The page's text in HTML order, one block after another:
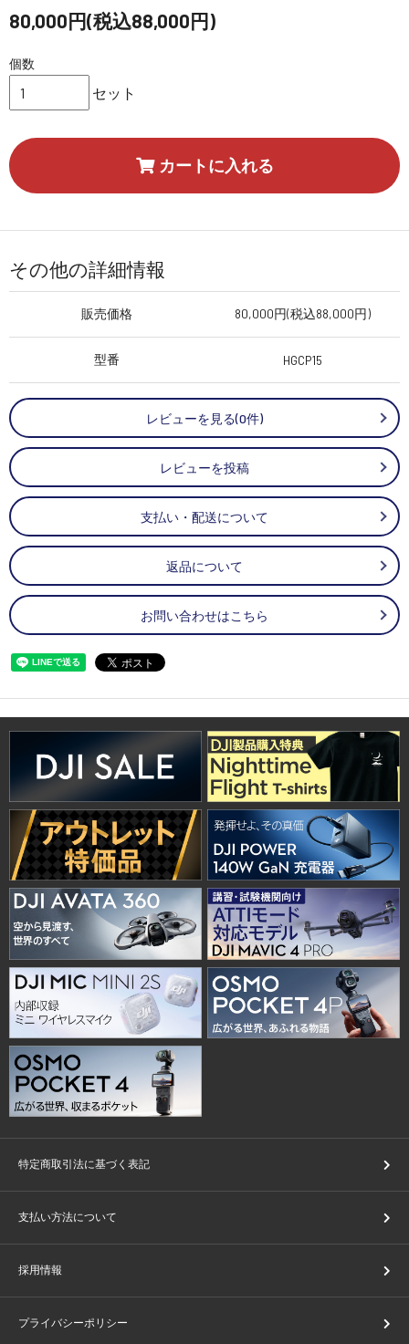
80,000円(税込88,000円)
個数
セット
カートに入れる
その他の詳細情報
販売価格 80,000円(税込88,000円)
型番 HGCP15
レビューを見る(0件)
レビューを投稿
支払い・配送について
返品について
お問い合わせはこちら
特定商取引法に基づく表記
支払い方法について
採用情報
プライバシーポリシー